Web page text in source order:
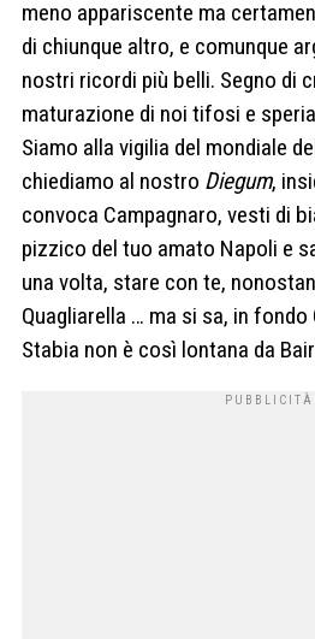
meno appariscente ma
di chiunque altro, e comunque
nostri ricordi più belli. Segno di
maturazione di noi tifosi e
Siamo alla vigilia del mondiale
chiediamo al nostro Diegum,
convoca Campagnaro, vesti di
pizzico del tuo amato Napoli e
una volta, stare con te,
Quagliarella … ma si sa, in
Stabia non è così lontana da